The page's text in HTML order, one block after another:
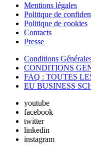
Mentions légales
Politique de
Politique de cookies
Contacts
Presse
Conditions
CONDITIONS
FAQ : TOUTES
EU BUSINESS
youtube
facebook
twitter
linkedin
instagram